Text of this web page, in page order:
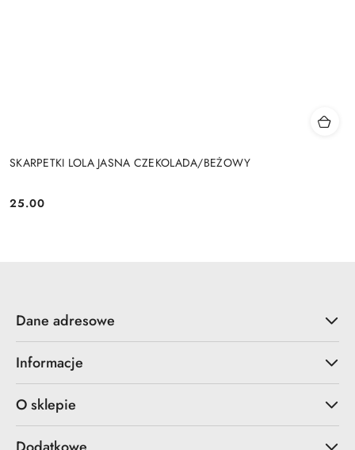
SKARPETKI LOLA JASNA CZEKOLADA/BEŻOWY
Cena:
25.00
Dane adresowe
Informacje
O sklepie